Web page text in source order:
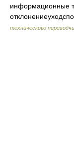
информационные
технического